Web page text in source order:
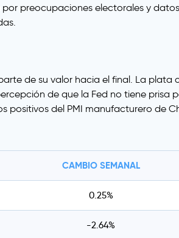
preocupaciones electorales y datos
de su valor hacia el final. La plata
de que la Fed no tiene prisa
positivos del PMI manufacturero de
CAMBIO SEMANAL
0.25%
-2.64%